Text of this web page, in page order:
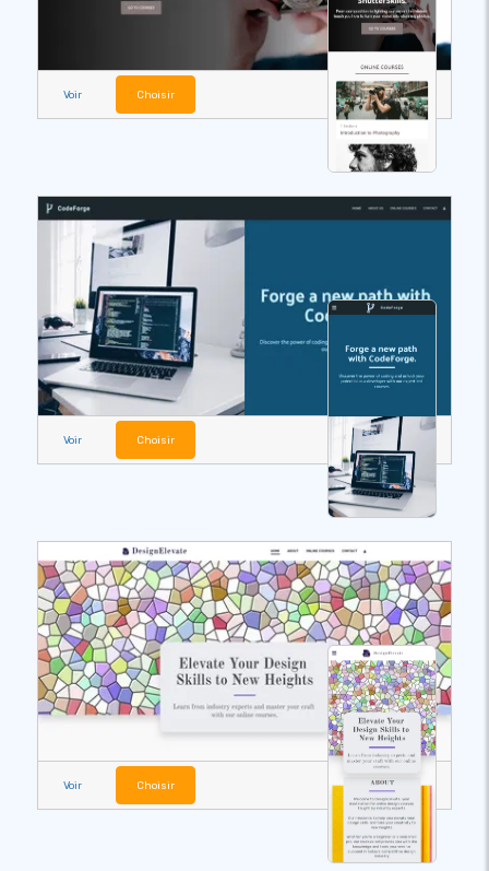
Voir Choisir
Voir Choisir
Voir Choisir